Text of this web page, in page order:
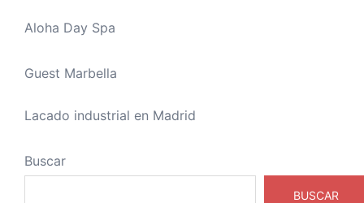
Aloha Day Spa
Guest Marbella
Lacado industrial en Madrid
Buscar
BUSCAR